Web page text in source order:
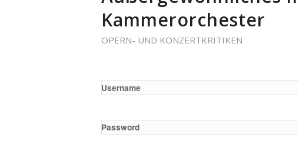
Kammerorchester
OPERN- UND KONZERTKRITIKEN
Username
Password